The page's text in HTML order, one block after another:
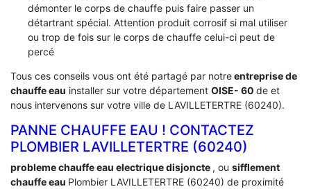
démonter le corps de chauffe puis faire passer un
détartrant spécial. Attention produit corrosif si mal utiliser
ou trop de fois sur le corps de chauffe celui-ci peut de
percé
Tous ces conseils vous ont été partagé par notreentreprise de
chauffe eau installer sur votre département OISE- 60 de et
nous intervenons sur votre ville de LAVILLETERTRE (60240).
PANNE CHAUFFE EAU ! CONTACTEZ
PLOMBIER LAVILLETERTRE (60240)
probleme chauffe eau electrique disjoncte , ou sifflement
chauffe eau Plombier LAVILLETERTRE (60240) de proximité